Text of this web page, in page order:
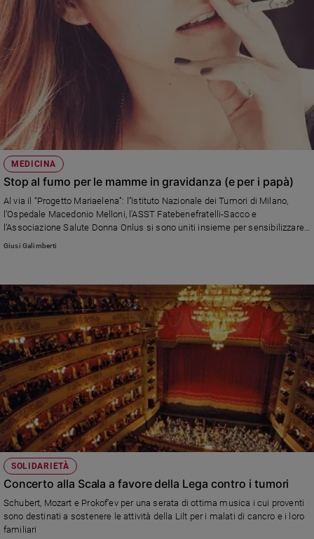
MEDICINA
Stop al fumo per le mamme in gravidanza (e per i papà)
Al via il “Progetto Mariaelena”: l'’Istituto Nazionale dei Tumori di Milano,
l’Ospedale Macedonio Melloni, l'ASST Fatebenefratelli-Sacco e
l’Associazione Salute Donna Onlus si sono uniti insieme per sensibilizzare
e promuovere tra le gestanti e i loro familiari la cessazione del fumo attivo
Giusi Galimberti
SOLIDARIETÀ
Concerto alla Scala a favore della Lega contro i tumori
Schubert, Mozart e Prokof’ev per una serata di ottima musica i cui proventi
sono destinati a sostenere le attività della Lilt per i malati di cancro e i loro
familiari